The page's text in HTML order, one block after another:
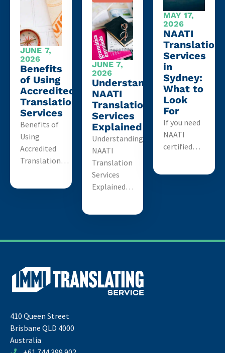
JUNE 7,
2026
Benefits
of Using
Accredited
Translation
Services
Benefits of
Using
Accredited
Translation…
JUNE 7,
2026
Understanding
NAATI
Translation
Services
Explained
Understanding
NAATI
Translation
Services
Explained…
MAY 17,
2026
NAATI
Translation
Services
in
Sydney:
What to
Look
For
If you need
NAATI
certified…
410 Queen Street
Brisbane QLD 4000
Australia